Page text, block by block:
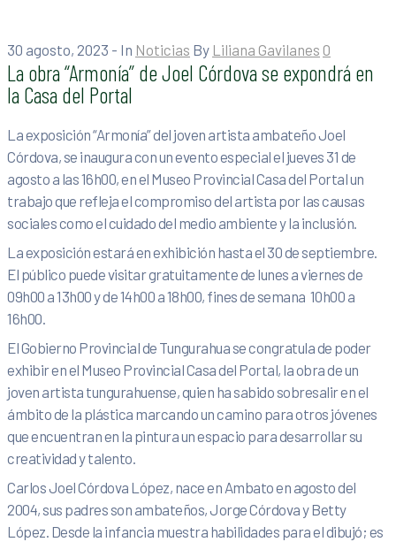
30 agosto, 2023 - In Noticias By Liliana Gavilanes 0
La obra “Armonía” de Joel Córdova se expondrá en
la Casa del Portal
La exposición “Armonía” del joven artista ambateño Joel
Córdova, se inaugura con un evento especial el jueves 31 de
agosto a las 16h00, en el Museo Provincial Casa del Portal un
trabajo que refleja el compromiso del artista por las causas
sociales como el cuidado del medio ambiente y la inclusión.
La exposición estará en exhibición hasta el 30 de septiembre.
El público puede visitar gratuitamente de lunes a viernes de
09h00 a 13h00 y de 14h00 a 18h00, fines de semana 10h00 a
16h00.
El Gobierno Provincial de Tungurahua se congratula de poder
exhibir en el Museo Provincial Casa del Portal, la obra de un
joven artista tungurahuense, quien ha sabido sobresalir en el
ámbito de la plástica marcando un camino para otros jóvenes
que encuentran en la pintura un espacio para desarrollar su
creatividad y talento.
Carlos Joel Córdova López, nace en Ambato en agosto del
2004, sus padres son ambateños, Jorge Córdova y Betty
López. Desde la infancia muestra habilidades para el dibujó; es